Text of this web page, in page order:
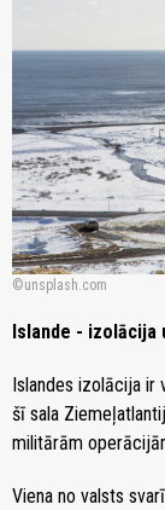
unsplash.com
Islande -
Islandes izolācija
šī sala
militārām
Viena no valsts